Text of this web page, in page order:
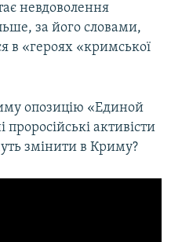
невдоволення
за його словами,
в «героях «кримської
опозицію «Единой
активісти
змінити в Криму?